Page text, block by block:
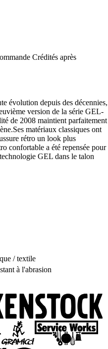
Crédités après
évolution depuis des décennies,
version de la série GEL-
de 2008 maintient parfaitement
matériaux classiques ont
rétro un look plus
confortable a été repensée pour
GEL dans le talon
/ textile
à l'abrasion